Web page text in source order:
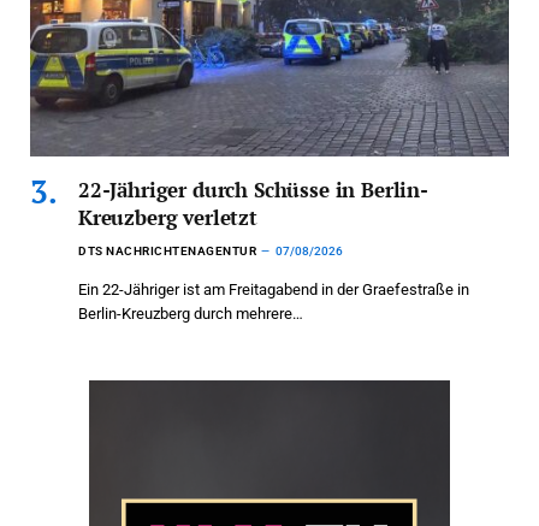
22-Jähriger durch Schüsse in Berlin-
Kreuzberg verletzt
DTS NACHRICHTENAGENTUR 07/08/2026
Ein 22-Jähriger ist am Freitagabend in der Graefestraße in
Berlin-Kreuzberg durch mehrere…